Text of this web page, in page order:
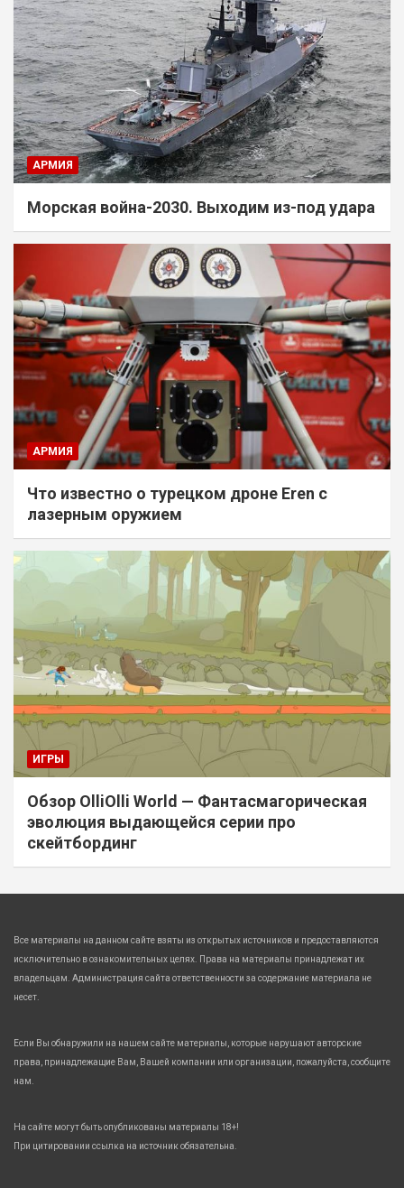
АРМИЯ
Морская война-2030. Выходим из-под удара
АРМИЯ
Что известно о турецком дроне Eren с
лазерным оружием
ИГРЫ
Обзор OlliOlli World — Фантасмагорическая
эволюция выдающейся серии про
скейтбординг
Все материалы на данном сайте взяты из открытых источников и предоставляются
исключительно в ознакомительных целях. Права на материалы принадлежат их
владельцам. Администрация сайта ответственности за содержание материала не
несет.
Если Вы обнаружили на нашем сайте материалы, которые нарушают авторские
права, принадлежащие Вам, Вашей компании или организации, пожалуйста, сообщите
нам.
На сайте могут быть опубликованы материалы 18+!
При цитировании ссылка на источник обязательна.